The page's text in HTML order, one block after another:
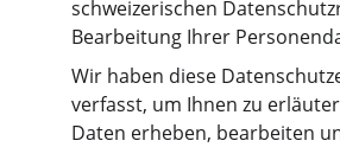
schweizerischen
Bearbeitung Ihrer
Wir haben diese
verfasst, um Ihnen zu
Daten erheben, bearbeiten